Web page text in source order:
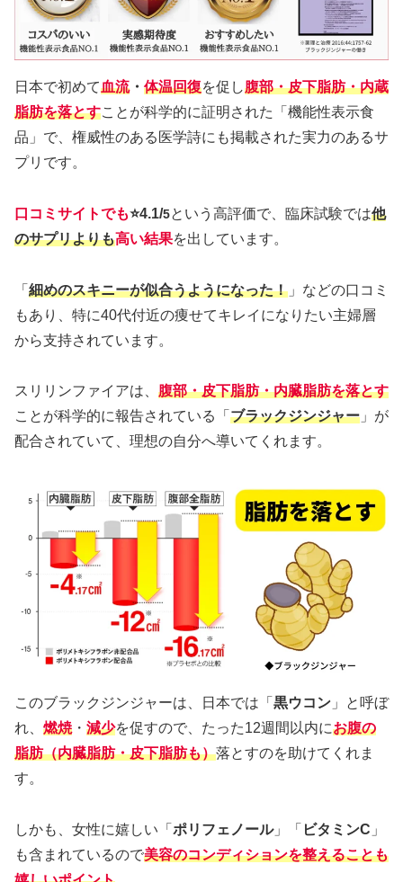
日本で初めて血流・ 体温回復を促し腹部・皮下脂肪・内蔵
脂肪を落とすことが科学的に証明された「機能性表示食
品」で、権威性のある医学詩にも掲載された実力のあるサ
プリです。
口コミサイトでも⭐️4.1/5という高評価で、臨床試験では他
のサプリよりも高い結果を出しています。
「 細めのスキニーが似合うようになった！ 」などの口コミ
もあり、特に40代付近の痩せてキレイになりたい主婦層
から支持されています。
スリリンファイアは、 腹部・皮下脂肪・内臓脂肪を落とす
ことが科学的に報告されている「 ブラックジンジャー 」が
配合されていて、理想の自分へ導いてくれます。
このブラックジンジャーは、日本では「 黒ウコン 」と呼ぼ
れ、 燃焼 ・ 減少を促すので、たった12週間以内にお腹の
脂肪（内臓脂肪・皮下脂肪も）落とすのを助けてくれま
す。
しかも、女性に嬉しい「 ポリフェノール」「 ビタミンC 」
も含まれているので美容のコンディションを整えることも